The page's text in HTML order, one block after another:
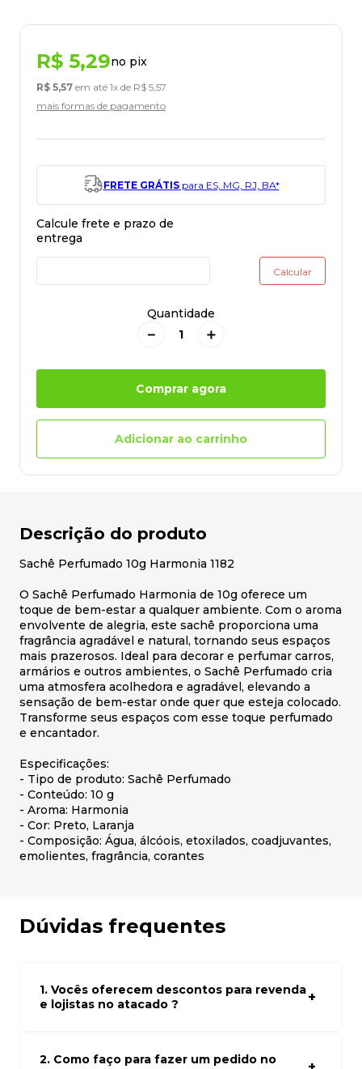
R$ 5,29no pix
R$ 5,57 em até 1x de R$ 5,57
mais formas de pagamento
FRETE GRÁTISpara ES, MG, RJ, BA*
Quantidade
＋
－
Comprar agora
Adicionar ao carrinho
Descrição do produto
Sachê Perfumado 10g Harmonia 1182
O Sachê Perfumado Harmonia de 10g oferece um
toque de bem-estar a qualquer ambiente. Com o aroma
envolvente de alegria, este sachê proporciona uma
fragrância agradável e natural, tornando seus espaços
mais prazerosos. Ideal para decorar e perfumar carros,
armários e outros ambientes, o Sachê Perfumado cria
uma atmosfera acolhedora e agradável, elevando a
sensação de bem-estar onde quer que esteja colocado.
Transforme seus espaços com esse toque perfumado
e encantador.
Especificações:
- Tipo de produto: Sachê Perfumado
- Conteúdo: 10 g
- Aroma: Harmonia
- Cor: Preto, Laranja
- Composição: Água, álcóois, etoxilados, coadjuvantes,
emolientes, fragrância, corantes
Dúvidas frequentes
1. Vocês oferecem descontos para revenda
e lojistas no atacado ?
atacado empresas e compre com os melhores preços
2. Como faço para fazer um pedido no